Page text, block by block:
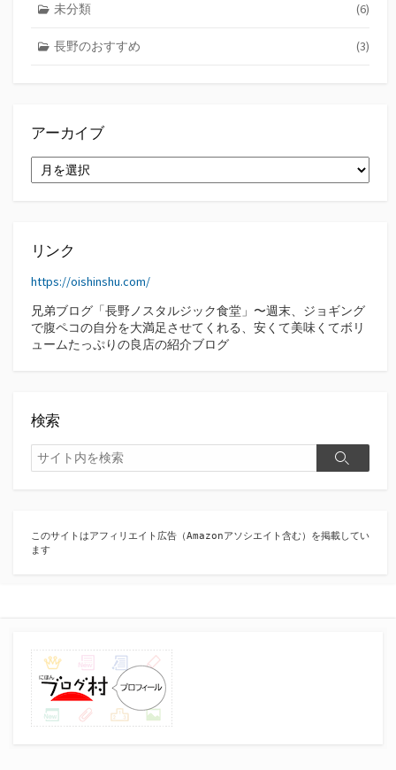
未分類 (6)
長野のおすすめ (3)
アーカイブ
ー
リンク
https://oishinshu.com/
兄弟ブログ「長野ノスタルジック食堂」〜週末、ジョギング
で腹ペコの自分を大満足させてくれる、安くて美味くてボリ
ュームたっぷりの良店の紹介ブログ
検索
検
索
検
このサイトはアフィリエイト広告（Amazonアソシエイト含む）を掲載してい
ます